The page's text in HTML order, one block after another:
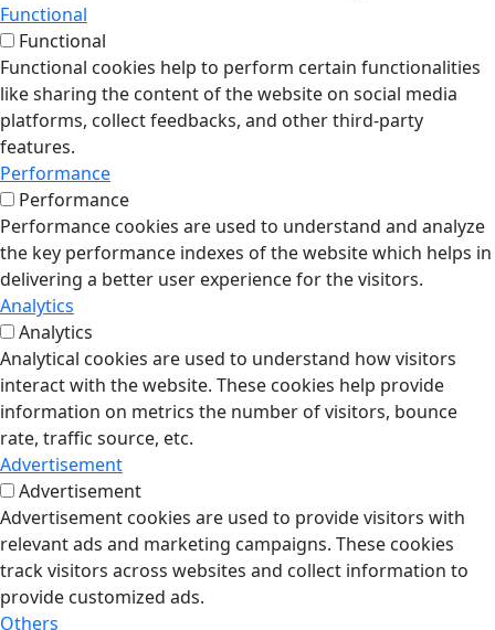
Functional
Functional
Functional cookies help to perform certain functionalities
like sharing the content of the website on social media
platforms, collect feedbacks, and other third-party
features.
Performance
Performance
Performance cookies are used to understand and analyze
the key performance indexes of the website which helps in
delivering a better user experience for the visitors.
Analytics
Analytics
Analytical cookies are used to understand how visitors
interact with the website. These cookies help provide
information on metrics the number of visitors, bounce
rate, traffic source, etc.
Advertisement
Advertisement
Advertisement cookies are used to provide visitors with
relevant ads and marketing campaigns. These cookies
track visitors across websites and collect information to
provide customized ads.
Others